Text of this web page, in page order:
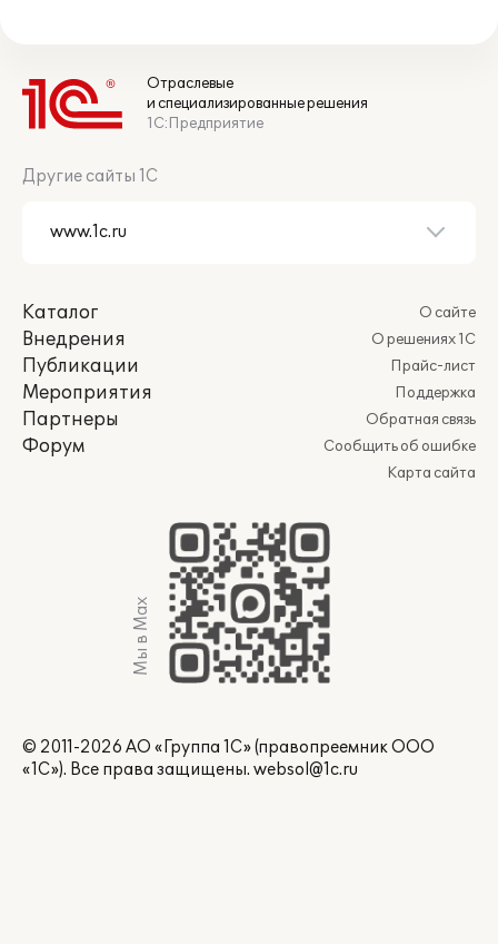
Отраслевые
и специализированные решения
1С:Предприятие
Другие сайты 1С
Каталог
Внедрения
Публикации
Мероприятия
Партнеры
Форум
О сайте
О решениях 1С
Прайс-лист
Поддержка
Обратная связь
Сообщить об ошибке
Карта сайта
Мы в Max
© 2011-2026 АО «Группа 1С» (правопреемник ООО
«1С»). Все права защищены. websol@1c.ru